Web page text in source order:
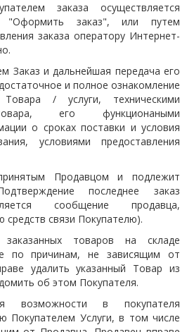
заказа осуществляется
заказ", или путем
заказа оператору Интернет-
Заказ и дальнейшая передача его
и полное ознакомление
/ услуги, техническими
его функционаными
о сроках поставки и условия
условиями предоставления
Продавцом и подлежит
последнее заказ
сообщение продавца,
связи Покупателю).
товаров на складе
по причинам, не зависящим от
удалить указанный Товар из
об этом Покупателя.
возможности в покупателя
Покупателем Услуги, в том числе